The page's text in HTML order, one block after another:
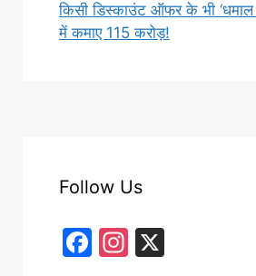
किसी डिस्काउंट ऑफर के भी
में कमाए 115 करोड़!
Follow Us
F
In